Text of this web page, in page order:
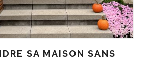
SA MAISON SANS